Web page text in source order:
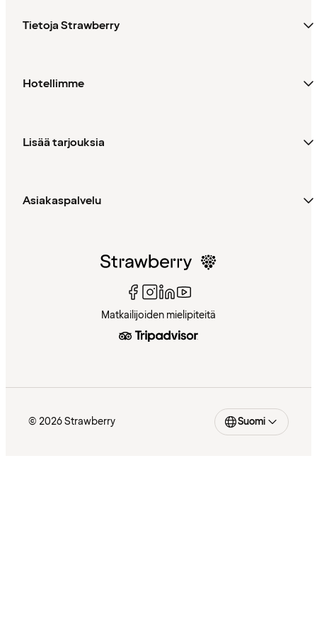
Tietoja Strawberry
Hotellimme
Lisää tarjouksia
Asiakaspalvelu
Matkailijoiden mielipiteitä
© 2026 Strawberry Suomi